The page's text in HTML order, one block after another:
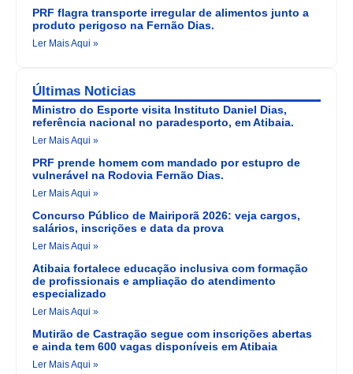
PRF flagra transporte irregular de alimentos junto a
produto perigoso na Fernão Dias.
Ler Mais Aqui »
Últimas Noticias
Ministro do Esporte visita Instituto Daniel Dias,
referência nacional no paradesporto, em Atibaia.
Ler Mais Aqui »
PRF prende homem com mandado por estupro de
vulnerável na Rodovia Fernão Dias.
Ler Mais Aqui »
Concurso Público de Mairiporã 2026: veja cargos,
salários, inscrições e data da prova
Ler Mais Aqui »
Atibaia fortalece educação inclusiva com formação
de profissionais e ampliação do atendimento
especializado
Ler Mais Aqui »
Mutirão de Castração segue com inscrições abertas
e ainda tem 600 vagas disponíveis em Atibaia
Ler Mais Aqui »